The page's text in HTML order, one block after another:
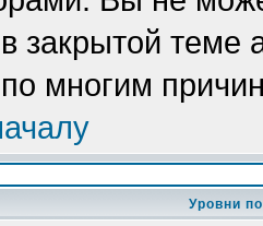
закрытой теме
многим
Уровни